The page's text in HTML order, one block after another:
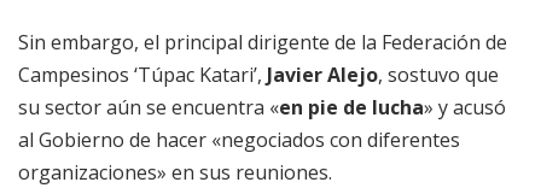
Sin embargo, el principal dirigente de la Federación de
Campesinos ‘Túpac Katari’, Javier Alejo, sostuvo que
su sector aún se encuentra «en pie de lucha» y acusó
al Gobierno de hacer «negociados con diferentes
organizaciones» en sus reuniones.